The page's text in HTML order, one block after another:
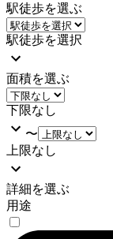
駅徒歩を選ぶ
駅徒歩を選択
面積を選ぶ
下限なし
〜
上限なし
詳細を選ぶ
用途